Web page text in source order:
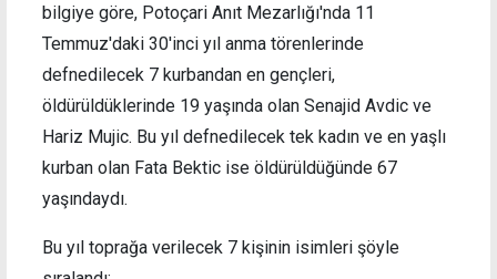
bilgiye göre, Potoçari Anıt Mezarlığı'nda 11
Temmuz'daki 30'inci yıl anma törenlerinde
defnedilecek 7 kurbandan en gençleri,
öldürüldüklerinde 19 yaşında olan Senajid Avdic ve
Hariz Mujic. Bu yıl defnedilecek tek kadın ve en yaşlı
kurban olan Fata Bektic ise öldürüldüğünde 67
yaşındaydı.
Bu yıl toprağa verilecek 7 kişinin isimleri şöyle